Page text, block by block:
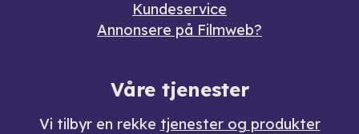
Kundeservice
Annonsere på Filmweb?
Våre tjenester
Vi tilbyr en rekke tjenester og produkter